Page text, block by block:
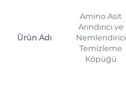
Ürün Adı
Amino Asit
Arındırıcı ve
Nemlendirici
Temizleme
Köpüğü